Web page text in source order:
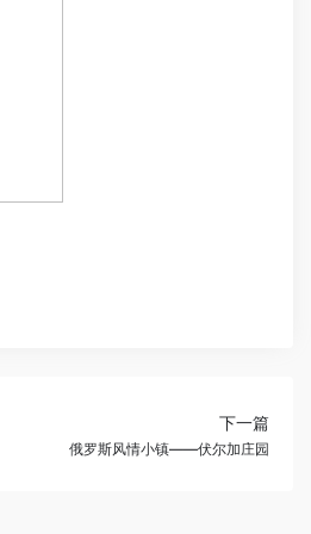
下一篇
俄罗斯风情小镇——伏尔加庄园